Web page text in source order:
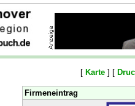
[ Karte ] [
Firmeneintrag